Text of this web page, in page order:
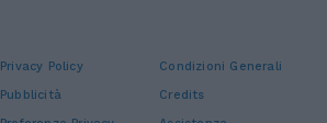
Privacy Policy
Condizioni Generali
Pubblicità
Credits